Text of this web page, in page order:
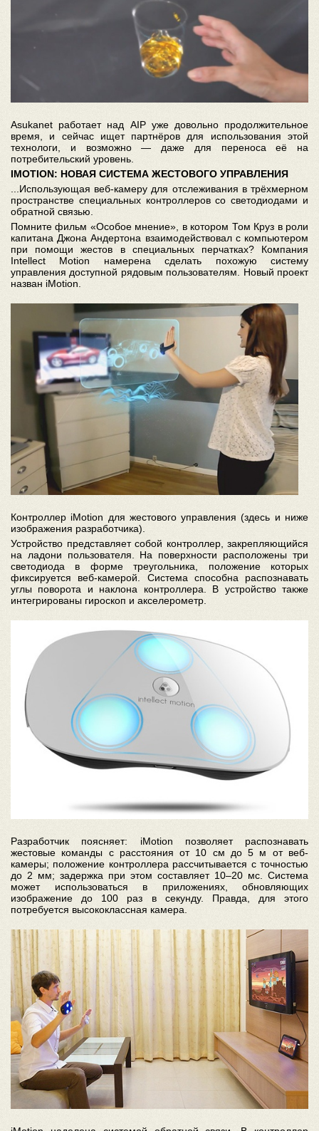
Asukanet работает над AIP уже довольно продолжительное
время, и сейчас ищет партнёров для использования этой
технологи, и возможно — даже для переноса её на
потребительский уровень.
IMOTION: НОВАЯ СИСТЕМА ЖЕСТОВОГО УПРАВЛЕНИЯ
...Использующая веб-камеру для отслеживания в трёхмерном
пространстве специальных контроллеров со светодиодами и
обратной связью.
Помните фильм «Особое мнение», в котором Том Круз в роли
капитана Джона Андертона взаимодействовал с компьютером
при помощи жестов в специальных перчатках? Компания
Intellect Motion намерена сделать похожую систему
управления доступной рядовым пользователям. Новый проект
назван iMotion.
Контроллер iMotion для жестового управления (здесь и ниже
изображения разработчика).
Устройство представляет собой контроллер, закрепляющийся
на ладони пользователя. На поверхности расположены три
светодиода в форме треугольника, положение которых
фиксируется веб-камерой. Система способна распознавать
углы поворота и наклона контроллера. В устройство также
интегрированы гироскоп и акселерометр.
Разработчик поясняет: iMotion позволяет распознавать
жестовые команды с расстояния от 10 см до 5 м от веб-
камеры; положение контроллера рассчитывается с точностью
до 2 мм; задержка при этом составляет 10–20 мс. Система
может использоваться в приложениях, обновляющих
изображение до 100 раз в секунду. Правда, для этого
потребуется высококлассная камера.